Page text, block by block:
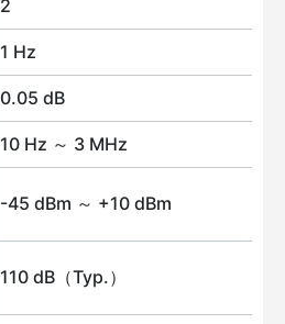
2
1 Hz
0.05 dB
10 Hz ～ 3 MHz
-45 dBm ～ +10 dBm
110 dB（Typ.）